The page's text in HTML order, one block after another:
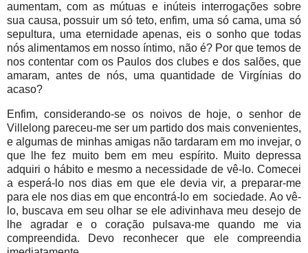
aumentam, com as mútuas e inúteis interrogações sobre
sua causa, possuir um só teto, enfim, uma só cama, uma só
sepultura, uma eternidade apenas, eis o sonho que todas
nós alimentamos em nosso íntimo, não é? Por que temos de
nos contentar com os Paulos dos clubes e dos salões, que
amaram, antes de nós, uma quantidade de Virgínias do
acaso?
Enfim, considerando-se os noivos de hoje, o senhor de
Villelong pareceu-me ser um partido dos mais convenientes,
e algumas de minhas amigas não tardaram em mo invejar, o
que lhe fez muito bem em meu espírito. Muito depressa
adquiri o hábito e mesmo a necessidade de vê-lo. Comecei
a esperá-lo nos dias em que ele devia vir, a preparar-me
para ele nos dias em que encontrá-lo em sociedade. Ao vê-
lo, buscava em seu olhar se ele adivinhava meu desejo de
lhe agradar e o coração pulsava-me quando me via
compreendida. Devo reconhecer que ele compreendia